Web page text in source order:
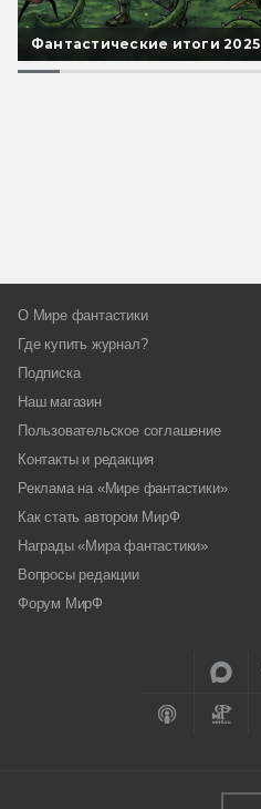
Фантастические итоги 2025
О Мире фантастики
Где купить журнал?
Подписка
Наш магазин
Пользовательское соглашение
Контакты и редакция
Реклама на «Мире фантастики»
Как стать автором МирФ
Награды «Мира фантастики»
Вопросы редакции
Форум МирФ